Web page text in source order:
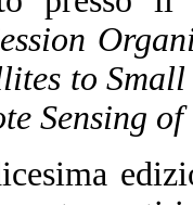
to
Sensing